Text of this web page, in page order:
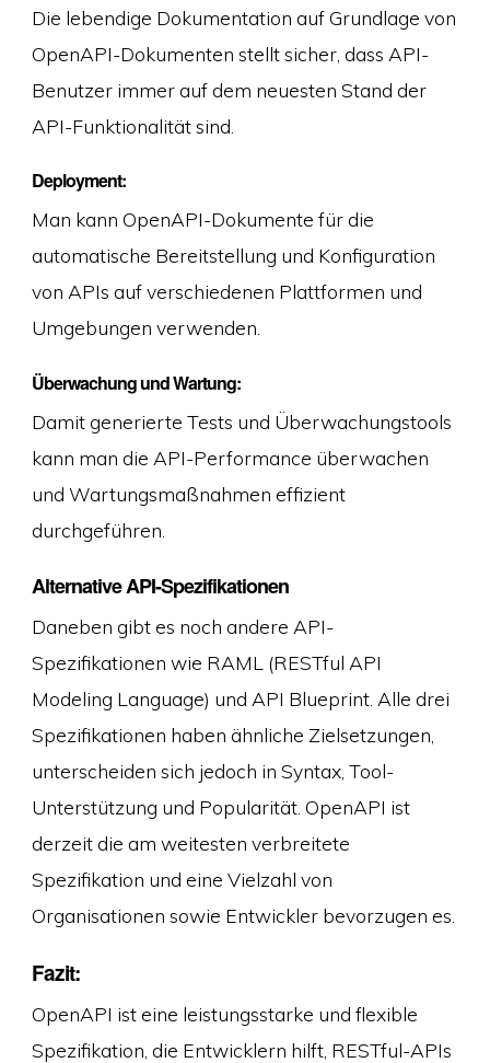
Die lebendige Dokumentation auf Grundlage von
OpenAPI-Dokumenten stellt sicher, dass API-
Benutzer immer auf dem neuesten Stand der
API-Funktionalität sind.
Deployment:
Man kann OpenAPI-Dokumente für die
automatische Bereitstellung und Konfiguration
von APIs auf verschiedenen Plattformen und
Umgebungen verwenden.
Überwachung und Wartung:
Damit generierte Tests und Überwachungstools
kann man die API-Performance überwachen
und Wartungsmaßnahmen effizient
durchgeführen.
Alternative API-Spezifikationen
Daneben gibt es noch andere API-
Spezifikationen wie RAML (RESTful API
Modeling Language) und API Blueprint. Alle drei
Spezifikationen haben ähnliche Zielsetzungen,
unterscheiden sich jedoch in Syntax, Tool-
Unterstützung und Popularität. OpenAPI ist
derzeit die am weitesten verbreitete
Spezifikation und eine Vielzahl von
Organisationen sowie Entwickler bevorzugen es.
Fazit:
OpenAPI ist eine leistungsstarke und flexible
Spezifikation, die Entwicklern hilft, RESTful-APIs